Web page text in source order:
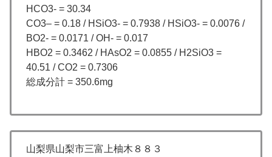
HCO3- = 30.34
CO3– = 0.18 / HSiO3- = 0.7938 / HSiO3- = 0.0076 /
BO2- = 0.0171 / OH- = 0.017
HBO2 = 0.3462 / HAsO2 = 0.0855 / H2SiO3 =
40.51 / CO2 = 0.7306
総成分計 = 350.6mg
山梨県山梨市三富上柚木８８３